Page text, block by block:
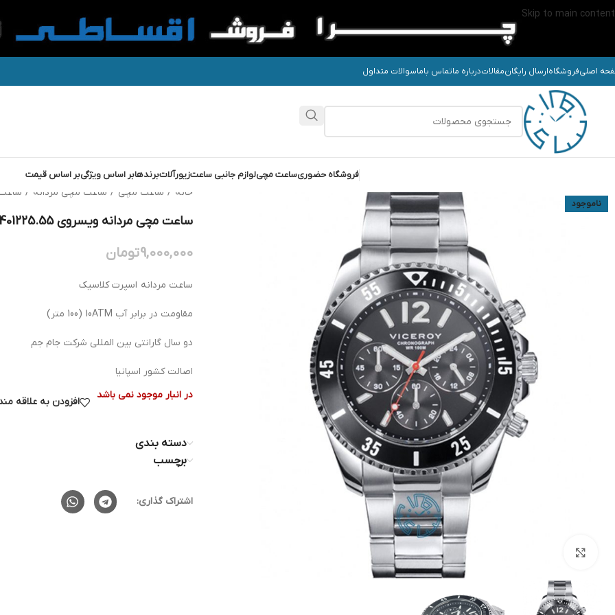
Skip to main content
اصلیفروشگاهارسال رایگانمقالاتدرباره ماتماس باماسوالات متداول
فروشگاه حضوریساعت مچیلوازم جانبی ساعتزیورآلاتبرندهابر اساس ویژگیبر اساس قیمت
ناموجود
خانه / ساعت مچی / ساعت مچی مردانه /
ساعت مچی مردانه ویسروی VICEROY 401225.55
9,000,000تومان
ساعت مردانه اسپرت کلاسیک
مقاومت در برابر آب 10ATM (100 متر)
دو سال گارانتی بین المللی شرکت جام جم
اصالت کشور اسپانیا
در انبار موجود نمی باشد
افزودن به علاقه
دسته بندی
برچسب
اشتراک گذاری: